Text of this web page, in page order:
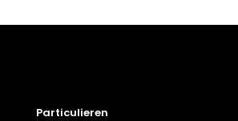
Particulieren